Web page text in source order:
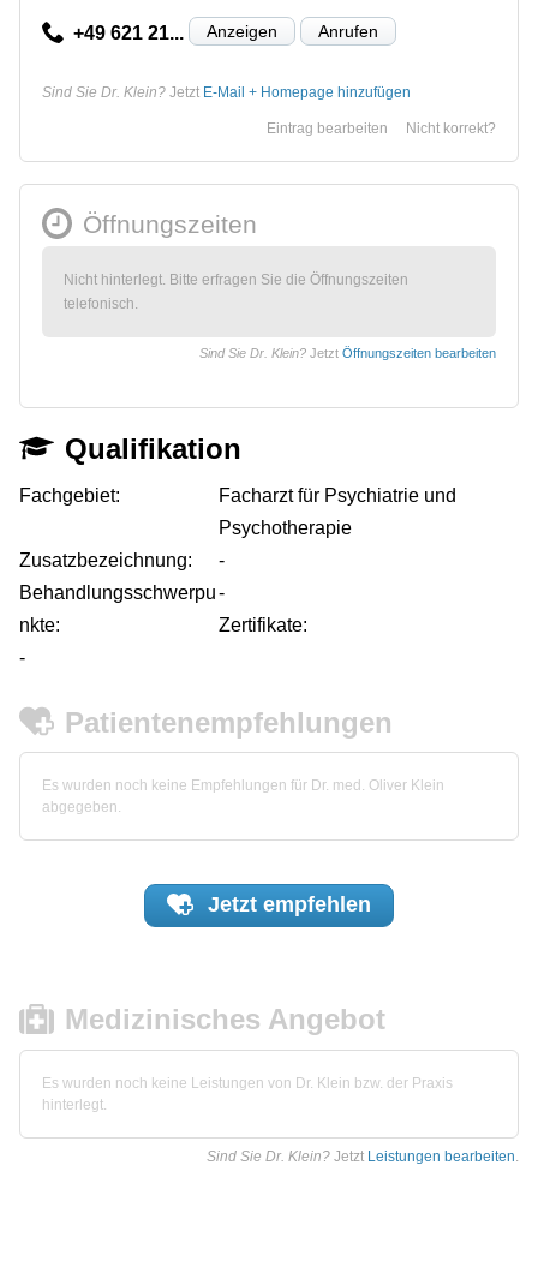
+49 621 21... Anzeigen Anrufen
Sind Sie Dr. Klein? Jetzt E-Mail + Homepage hinzufügen
Nicht korrekt?
Eintrag bearbeiten
Öffnungszeiten
Nicht hinterlegt. Bitte erfragen Sie die Öffnungszeiten
telefonisch.
Sind Sie Dr. Klein? Jetzt Öffnungszeiten bearbeiten
Qualifikation
Fachgebiet:
Facharzt für Psychiatrie und
Psychotherapie
Zusatzbezeichnung:
-
Behandlungsschwerpu
nkte:
-
Zertifikate:
-
Patientenempfehlungen
Es wurden noch keine Empfehlungen für Dr. med. Oliver Klein
abgegeben.
Jetzt empfehlen
Medizinisches Angebot
Es wurden noch keine Leistungen von Dr. Klein bzw. der Praxis
hinterlegt.
Sind Sie Dr. Klein? Jetzt Leistungen bearbeiten.